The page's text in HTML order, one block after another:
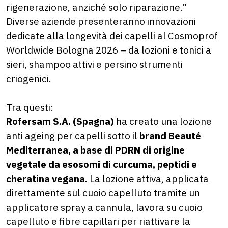
rigenerazione, anziché solo riparazione.”
Diverse aziende presenteranno innovazioni
dedicate alla longevità dei capelli al Cosmoprof
Worldwide Bologna 2026 – da lozioni e tonici a
sieri, shampoo attivi e persino strumenti
criogenici.
Tra questi:
Rofersam S.A. (Spagna) ha creato una lozione
anti ageing per capelli sotto il brand Beauté
Mediterranea, a base di PDRN di origine
vegetale da esosomi di curcuma, peptidi e
cheratina vegana. La lozione attiva, applicata
direttamente sul cuoio capelluto tramite un
applicatore spray a cannula, lavora su cuoio
capelluto e fibre capillari per riattivare la